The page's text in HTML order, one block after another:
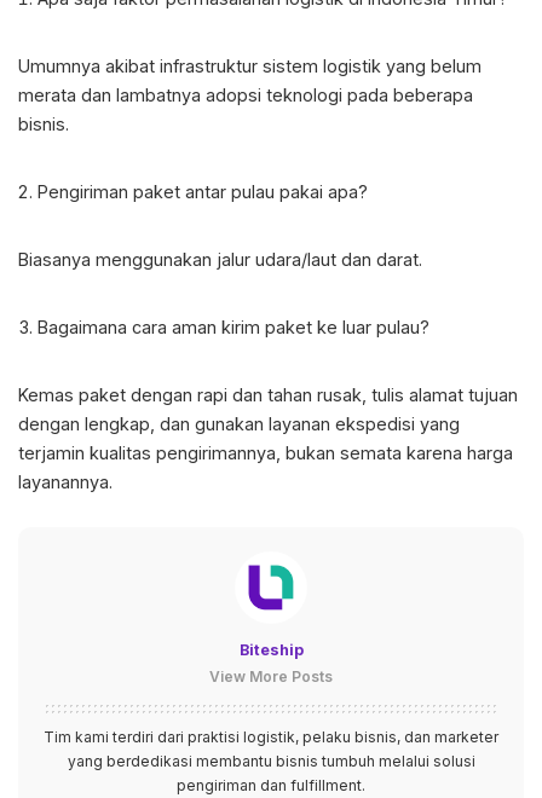
Umumnya akibat infrastruktur sistem logistik yang belum
merata dan lambatnya adopsi teknologi pada beberapa
bisnis.
Pengiriman paket antar pulau pakai apa?
Biasanya menggunakan jalur udara/laut dan darat.
Bagaimana cara aman kirim paket ke luar pulau?
Kemas paket dengan rapi dan tahan rusak, tulis alamat tujuan
dengan lengkap, dan gunakan layanan ekspedisi yang
terjamin kualitas pengirimannya, bukan semata karena harga
layanannya.
Biteship
View More Posts
Tim kami terdiri dari praktisi logistik, pelaku bisnis, dan marketer
yang berdedikasi membantu bisnis tumbuh melalui solusi
pengiriman dan fulfillment.